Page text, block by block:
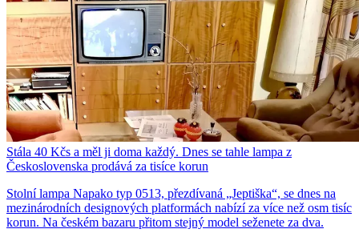
Stála 40 Kčs a měl ji doma každý. Dnes se tahle lampa z
Československa prodává za tisíce korun
Stolní lampa Napako typ 0513, přezdívaná „Jeptiška“, se dnes na
mezinárodních designových platformách nabízí za více než osm tisíc
korun. Na českém bazaru přitom stejný model seženete za dva.